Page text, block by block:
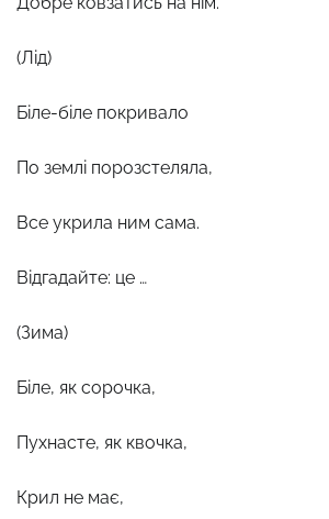
(Лід)
Біле-біле покривало
По землі порозстеляла,
Все укрила ним сама.
Відгадайте: це …
(Зима)
Біле, як сорочка,
Пухнасте, як квочка,
Крил не має,